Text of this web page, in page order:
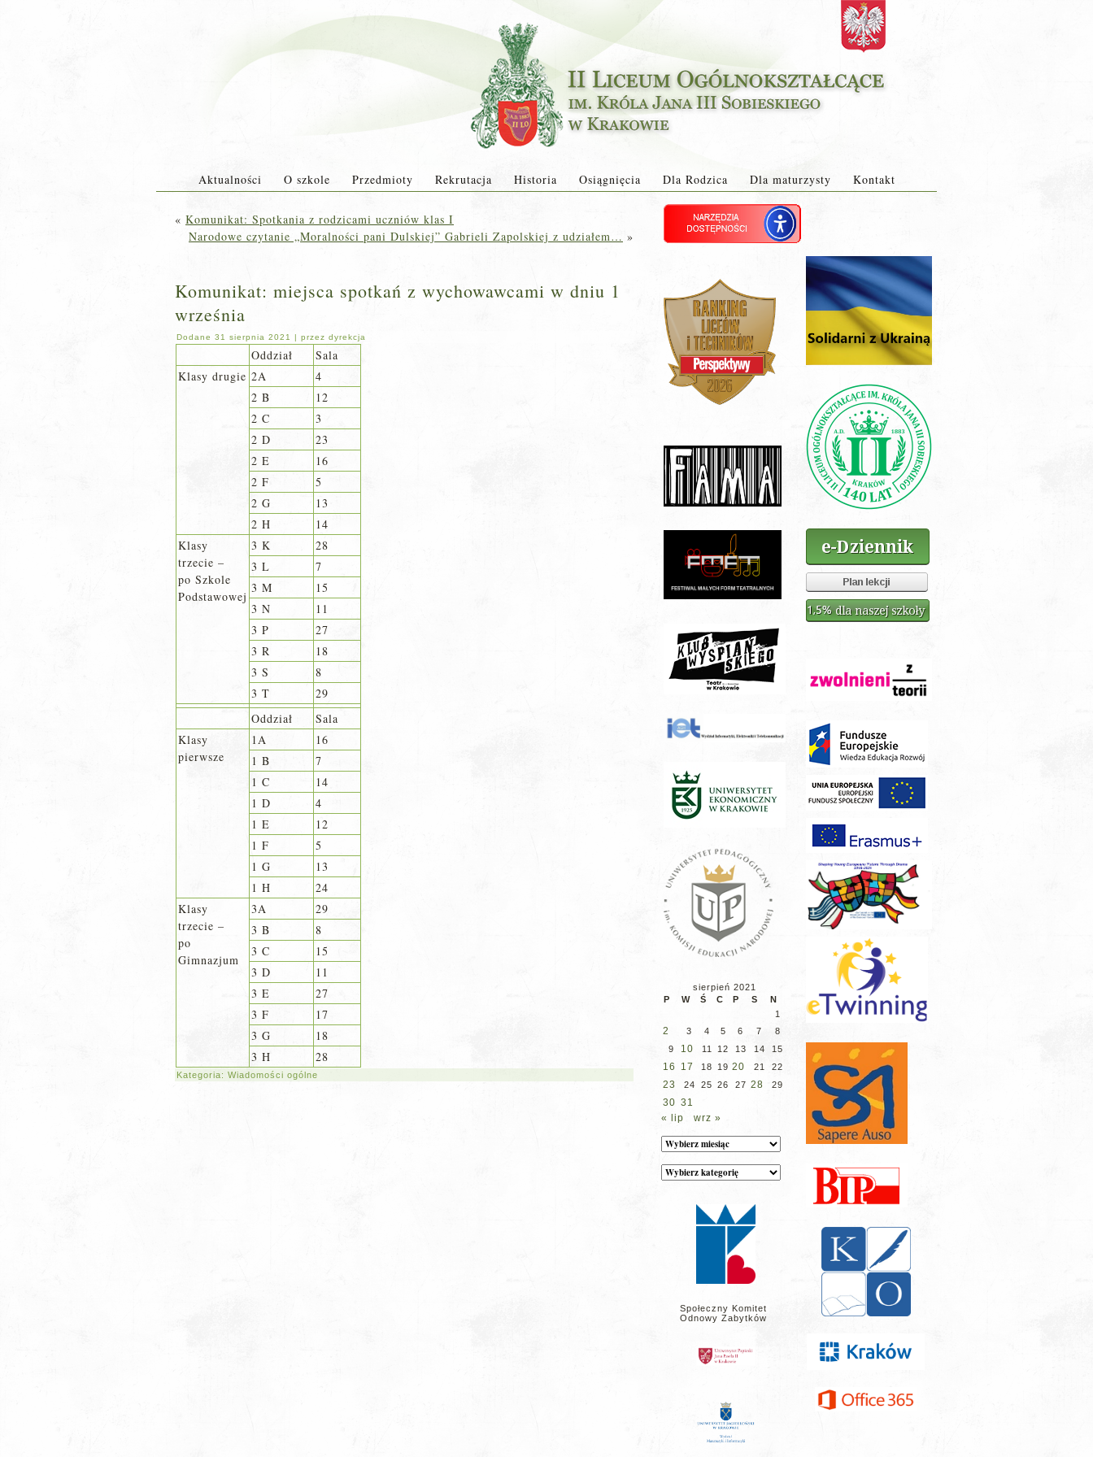
Aktualności O szkole Przedmioty Rekrutacja Historia Osiągnięcia Dla Rodzica Dla maturzysty Kontakt
« Komunikat: Spotkania z rodzicami uczniów klas I
Narodowe czytanie „Moralności pani Dulskiej” Gabrieli Zapolskiej z udziałem… »
Komunikat: miejsca spotkań z wychowawcami w dniu 1
września
Dodane 31 sierpnia 2021 | przez dyrekcja
Oddział
Sala
Klasy drugie 2A
4
2 B
12
2 C
3
2 D
23
2 E
16
2 F
5
2 G
13
2 H
14
Klasy
trzecie –
po Szkole
Podstawowej
3 K
28
3 L
7
3 M
15
3 N
11
3 P
27
3 R
18
3 S
8
3 T
29
Oddział
Sala
Klasy
pierwsze
1A
16
1 B
7
1 C
14
1 D
4
1 E
12
1 F
5
1 G
13
1 H
24
Klasy
trzecie –
po
Gimnazjum
3A
29
3 B
8
3 C
15
3 D
11
3 E
27
3 F
17
3 G
18
3 H
28
Kategoria: Wiadomości ogólne
sierpień 2021
P
W Ś C P S
N
1
2 3 4 5 6 7
8
9
10 11 12 13 14 15
16 17 18 19 20 21 22
23 24 25 26 27 28 29
30 31
« lip
wrz »
Archiwum
Kategorie
wpisów
Społeczny Komitet
Odnowy Zabytków